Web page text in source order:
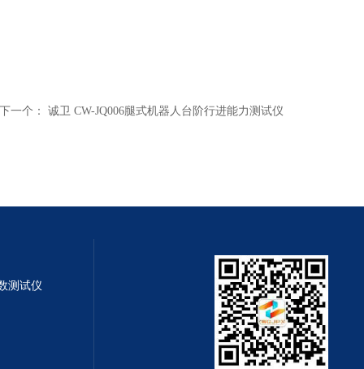
下一个： 诚卫 CW-JQ006腿式机器人台阶行进能力测试仪
测试仪